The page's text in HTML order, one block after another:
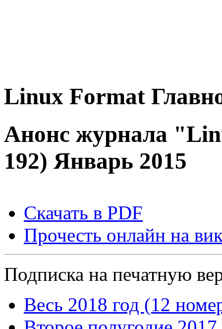
Linux Format
Анонс журнала
192) Январь 2015
Скачать в PDF
Прочесть онлайн на
Подписка на печатную
Весь 2018 год (12